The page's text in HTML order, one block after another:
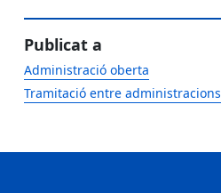
Publicat a
Administració oberta
Tramitació entre administracions